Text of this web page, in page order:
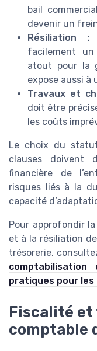
bail
devenir un
Résiliation :
facilement
atout pour la
expose aussi à
Travaux et
doit être
les coûts
Le choix du
clauses doivent
financière de
risques liés à la
capacité
Pour approfondir
et à la résiliation
trésorerie,
pratiques pour
Fiscalité
comptable